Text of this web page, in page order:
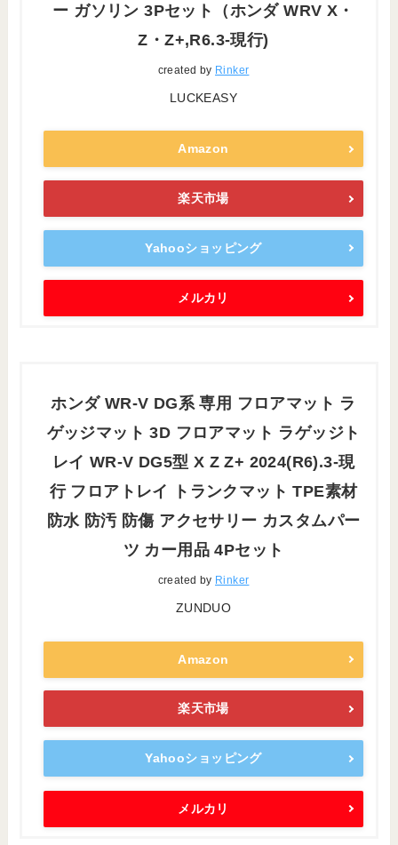
ー ガソリン 3Pセット（ホンダ WRV X・
Z・Z+,R6.3-現行)
created by Rinker
LUCKEASY
Amazon
楽天市場
Yahooショッピング
メルカリ
ホンダ WR-V DG系 専用 フロアマット ラ
ゲッジマット 3D フロアマット ラゲッジト
レイ WR-V DG5型 X Z Z+ 2024(R6).3-現
行 フロアトレイ トランクマット TPE素材
防水 防汚 防傷 アクセサリー カスタムパー
ツ カー用品 4Pセット
created by Rinker
ZUNDUO
Amazon
楽天市場
Yahooショッピング
メルカリ